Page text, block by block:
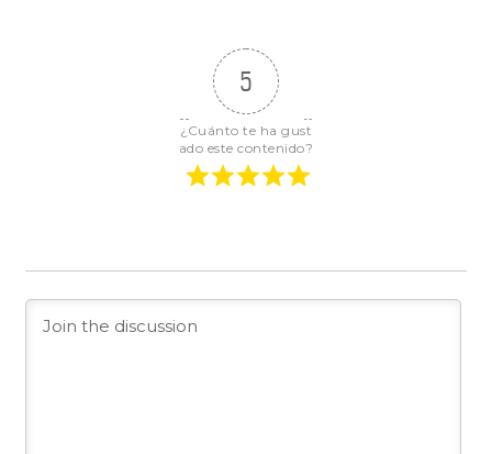
5
¿Cuánto te ha gust
ado este contenido?